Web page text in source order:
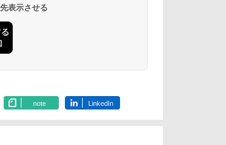
表示させる
note LinkedIn